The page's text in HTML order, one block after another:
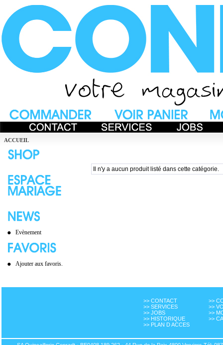
ACCUEIL
Evènement
Ajouter aux favoris.
Il n'y a aucun produit listé dans cette catégorie.
>> CONTACT
>> SERVICES
>> JOBS
>> HISTORIQUE
>> PLAN D ACCES
>>
>>
>>
>>